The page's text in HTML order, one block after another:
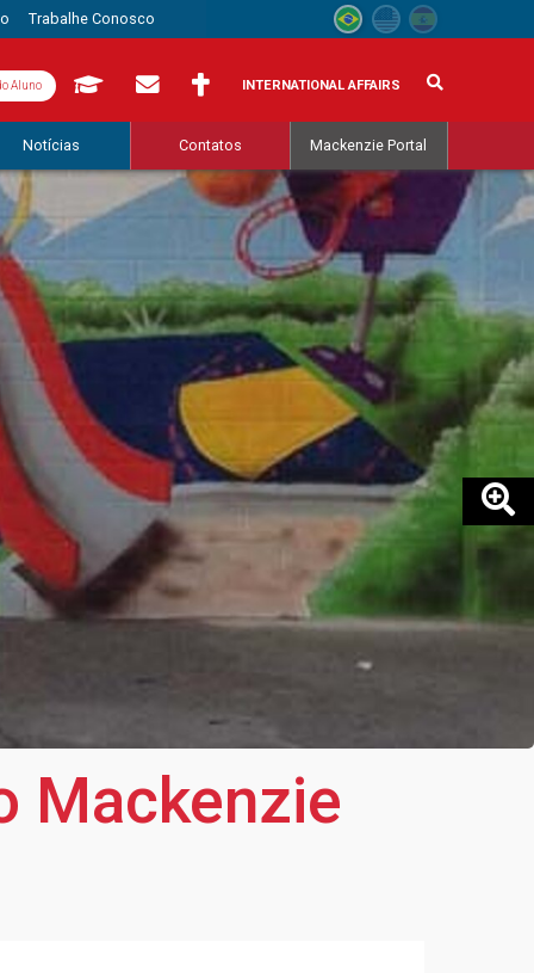
Trabalhe Conosco
Aluno INTERNATIONAL AFFAIRS
Notícias Contatos Mackenzie Portal
Mackenzie